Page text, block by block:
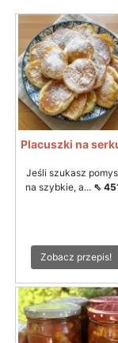
Placuszki na
Jeśli szukasz
na szybkie, a... ⇖
Zobacz przepis!